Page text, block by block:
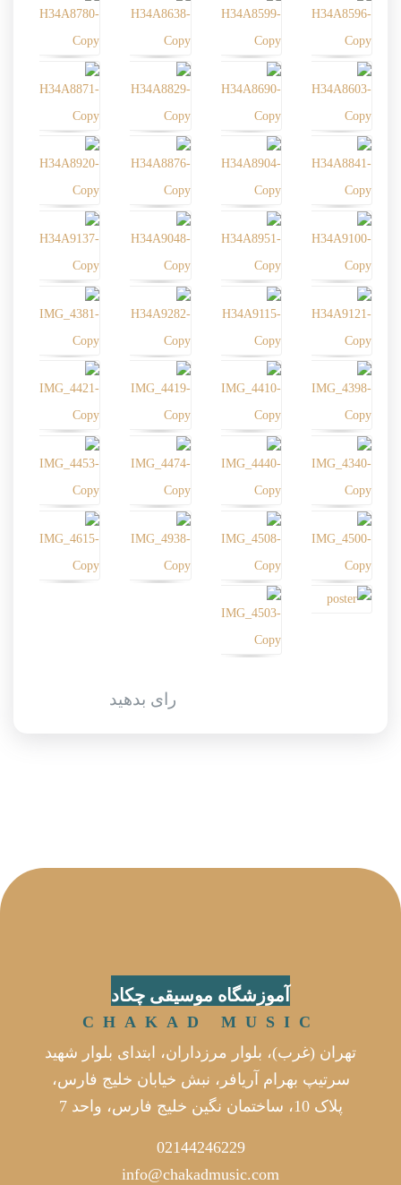
رای بدهید
آموزشگاه موسیقی چکاد
CHAKAD MUSIC
تهران (غرب)، بلوار مرزداران، ابتدای بلوار شهید
سرتیپ بهرام آریافر، نبش خیابان خلیج فارس،
پلاک 10، ساختمان نگین خلیج فارس، واحد 7
02144246229
info@chakadmusic.com